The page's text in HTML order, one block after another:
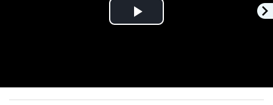
Play